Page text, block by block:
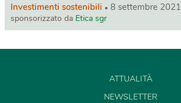
Investimenti sostenibili 8 settembre 2021
sponsorizzato da Etica sgr
ATTUALITÀ
NEWSLETTER